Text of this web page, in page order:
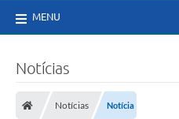
MENU
Notícias
Notícias Notícia